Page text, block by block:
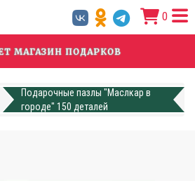
0
МАГАЗИН ПОДАРКОВ
Подарочные пазлы "Маслкар в
городе" 150 деталей